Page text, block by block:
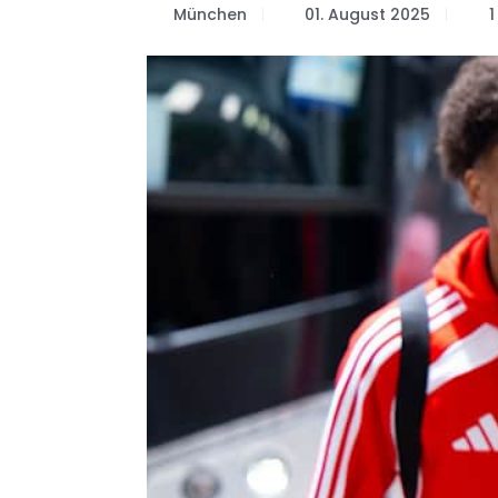
München 01. August 2025